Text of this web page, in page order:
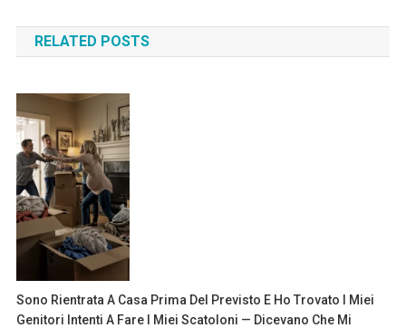
navigation
RELATED POSTS
Sono Rientrata A Casa Prima Del Previsto E Ho Trovato I Miei
Genitori Intenti A Fare I Miei Scatoloni — Dicevano Che Mi